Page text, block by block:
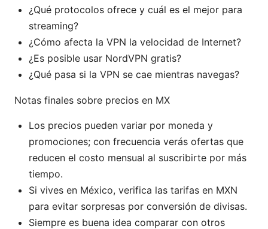
¿Qué protocolos ofrece y cuál es el mejor para
streaming?
¿Cómo afecta la VPN la velocidad de Internet?
¿Es posible usar NordVPN gratis?
¿Qué pasa si la VPN se cae mientras navegas?
Notas finales sobre precios en MX
Los precios pueden variar por moneda y
promociones; con frecuencia verás ofertas que
reducen el costo mensual al suscribirte por más
tiempo.
Si vives en México, verifica las tarifas en MXN
para evitar sorpresas por conversión de divisas.
Siempre es buena idea comparar con otros